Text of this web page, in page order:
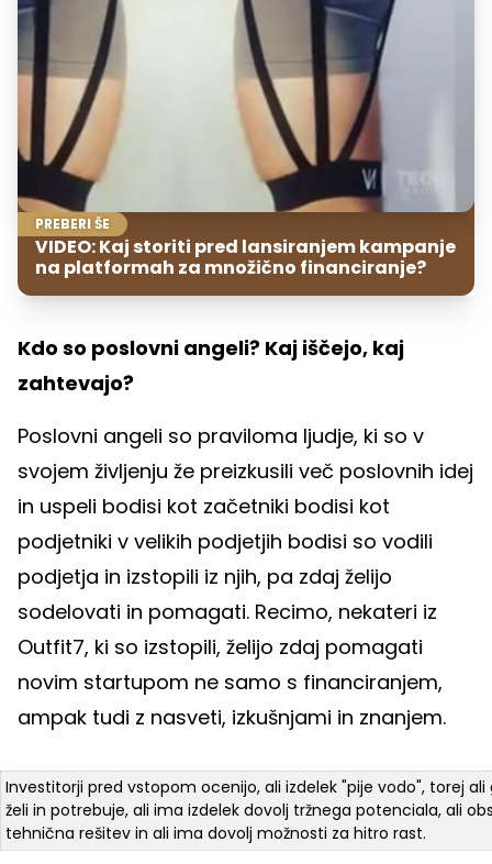
PREBERI ŠE
VIDEO: Kaj storiti pred lansiranjem kampanje
na platformah za množično financiranje?
Kdo so poslovni angeli? Kaj iščejo, kaj
zahtevajo?
Poslovni angeli so praviloma ljudje, ki so v
svojem življenju že preizkusili več poslovnih idej
in uspeli bodisi kot začetniki bodisi kot
podjetniki v velikih podjetjih bodisi so vodili
podjetja in izstopili iz njih, pa zdaj želijo
sodelovati in pomagati. Recimo, nekateri iz
Outfit7, ki so izstopili, želijo zdaj pomagati
novim startupom ne samo s financiranjem,
ampak tudi z nasveti, izkušnjami in znanjem.
Investitorji pred vstopom ocenijo, ali izdelek "pije vodo", torej ali
želi in potrebuje, ali ima izdelek dovolj tržnega potenciala, ali
tehnična rešitev in ali ima dovolj možnosti za hitro rast.